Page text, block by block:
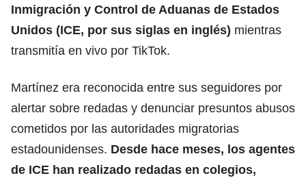
Inmigración y Control de Aduanas de Estados
Unidos (ICE, por sus siglas en inglés) mientras
transmitía en vivo por TikTok.
Martínez era reconocida entre sus seguidores por
alertar sobre redadas y denunciar presuntos abusos
cometidos por las autoridades migratorias
estadounidenses. Desde hace meses, los agentes
de ICE han realizado redadas en colegios,